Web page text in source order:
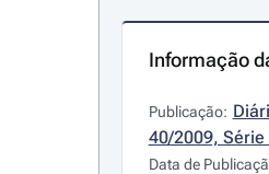
Informação
Publicação:
40/2009,
Data de